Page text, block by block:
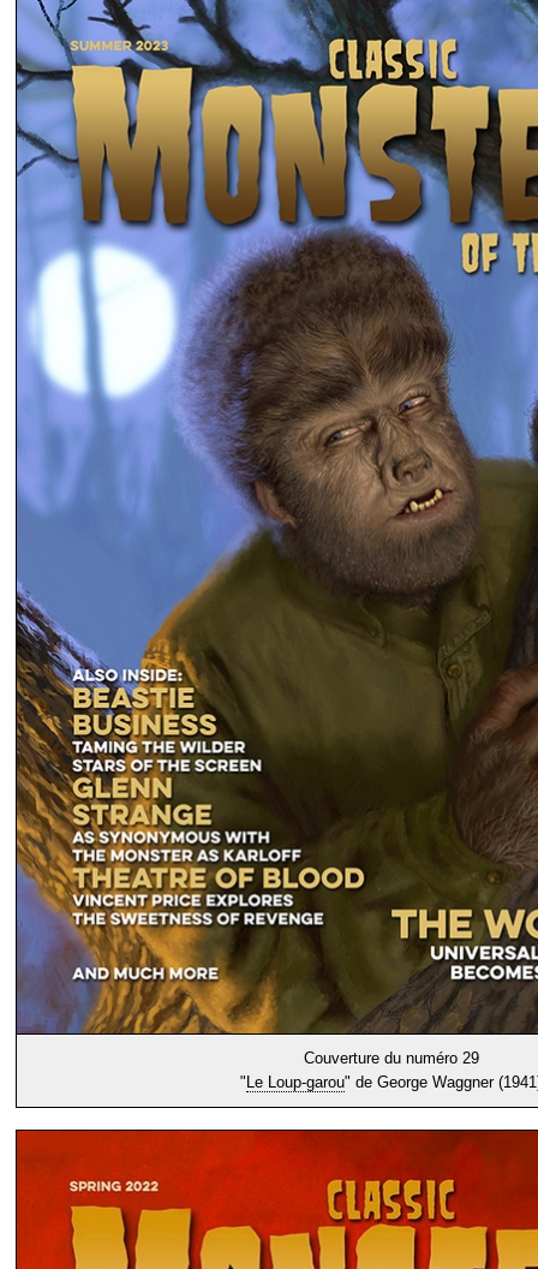
Couverture du numéro 29
" Le Loup-garou" de George Waggner